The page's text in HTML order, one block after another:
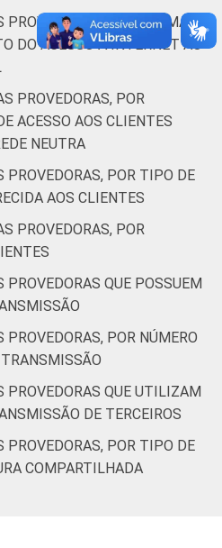
de
a
0 0
de
(até 9
7 38 31
(de
POR FORMA
DO ACESSO À INTERNET AO
PROVEDORAS, POR
ACESSO AOS CLIENTES
NEUTRA
PROVEDORAS, POR TIPO DE
AOS CLIENTES
PROVEDORAS, POR
PROVEDORAS QUE POSSUEM
PROVEDORAS, POR NÚMERO
PROVEDORAS QUE UTILIZAM
DE TERCEIROS
PROVEDORAS, POR TIPO DE
COMPARTILHADA